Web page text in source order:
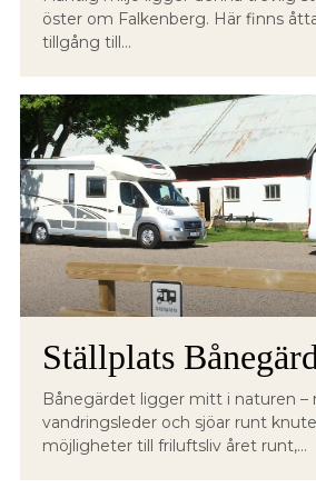
öster om Falkenberg. Här finns
tillgång till...
Ställplats
Bånegärdet ligger mitt i naturen –
vandringsleder och sjöar runt
möjligheter till friluftsliv året runt,...